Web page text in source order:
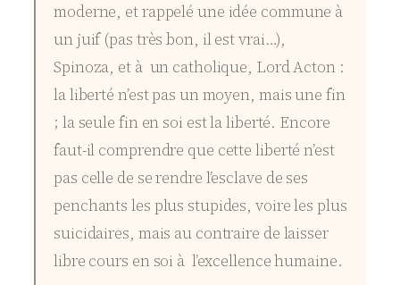
moderne, et rappelé une idée commune à
un juif (pas très bon, il est vrai…),
Spinoza, et à un catholique, Lord Acton :
la liberté n’est pas un moyen, mais une fin
; la seule fin en soi est la liberté. Encore
faut-il comprendre que cette liberté n’est
pas celle de se rendre l’esclave de ses
penchants les plus stupides, voire les plus
suicidaires, mais au contraire de laisser
libre cours en soi à l’excellence humaine.